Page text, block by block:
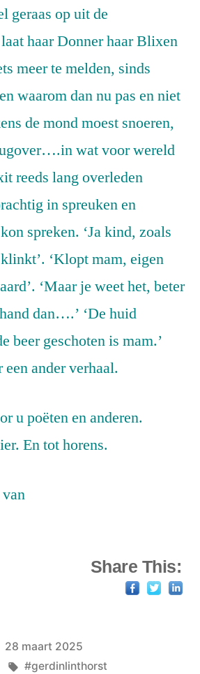
geraas op uit de
haar Donner haar Blixen
meer te melden, sinds
waarom dan nu pas en niet
de mond moest snoeren,
wat voor wereld
reeds lang overleden
in spreuken en
spreken. ‘Ja kind, zoals
‘Klopt mam, eigen
‘Maar je weet het, beter
dan….’ ‘De huid
beer geschoten is mam.’
ander verhaal.
u poëten en anderen.
En tot horens.
Share This:
28 maart 2025
Tags:
#gerdinlinthorst